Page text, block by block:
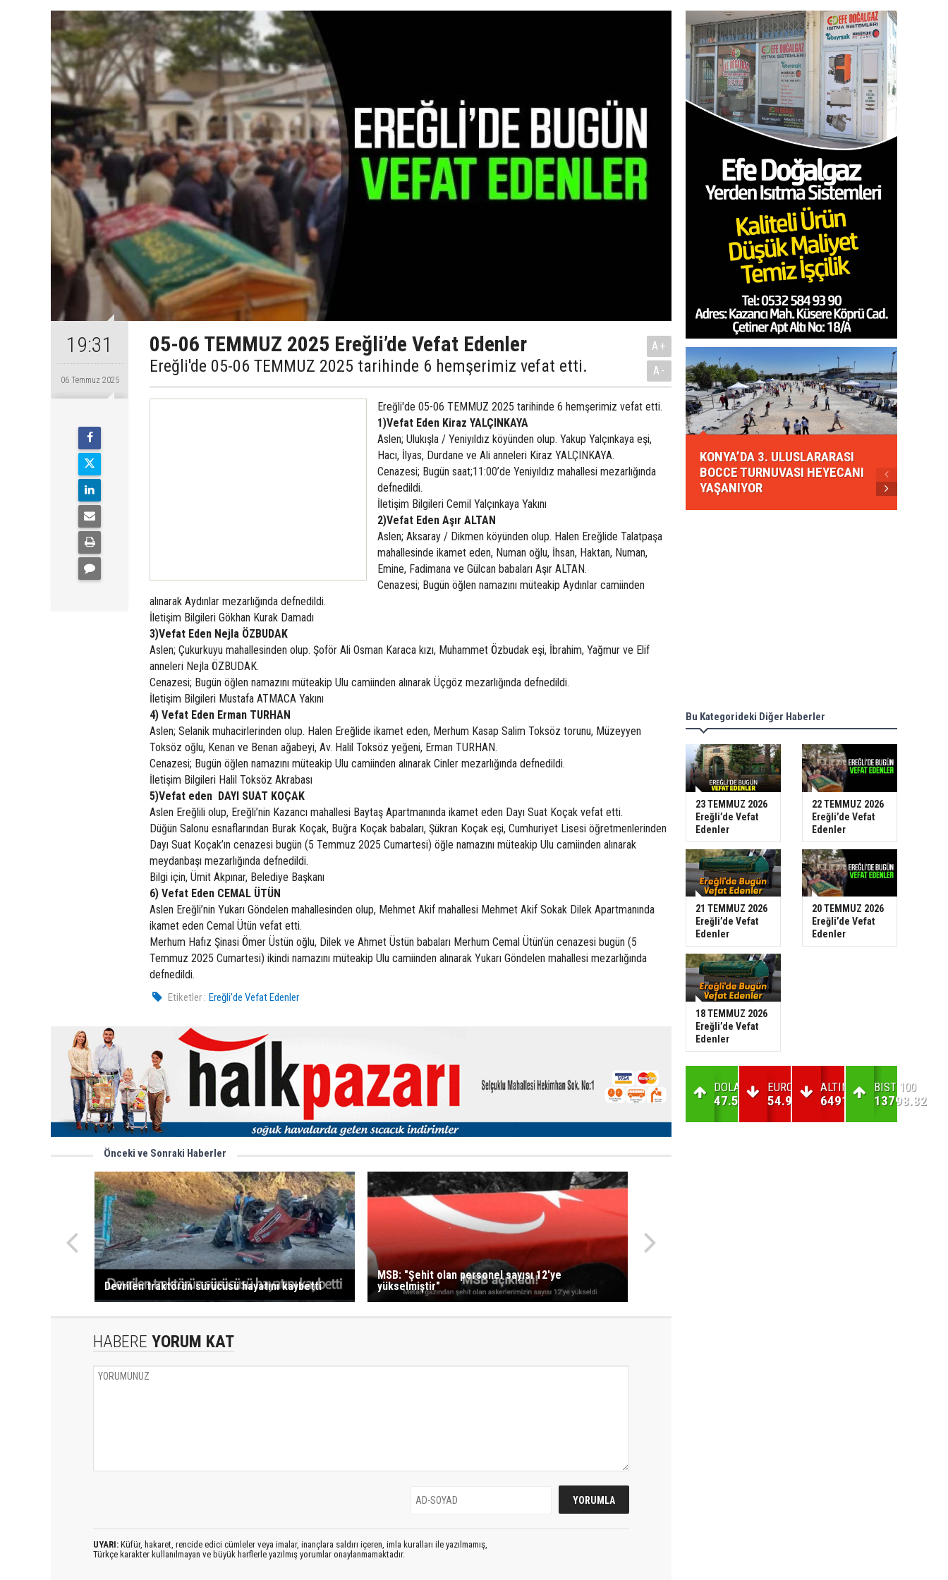
19:31
06 Temmuz 2025
05-06 TEMMUZ 2025 Ereğli’de Vefat Edenler
Ereğli'de 05-06 TEMMUZ 2025 tarihinde 6 hemşerimiz vefat etti.
A+
A-
Ereğli'de 05-06 TEMMUZ 2025 tarihinde 6 hemşerimiz vefat etti.
1)Vefat Eden Kiraz YALÇINKAYA
Aslen; Ulukışla / Yeniyıldız köyünden olup. Yakup Yalçınkaya eşi,
Hacı, İlyas, Durdane ve Ali anneleri Kiraz YALÇINKAYA.
Cenazesi; Bugün saat;11:00’de Yeniyıldız mahallesi mezarlığında
defnedildi.
İletişim Bilgileri Cemil Yalçınkaya Yakını
2)Vefat Eden Aşır ALTAN
Aslen; Aksaray / Dikmen köyünden olup. Halen Ereğlide Talatpaşa
mahallesinde ikamet eden, Numan oğlu, İhsan, Haktan, Numan,
Emine, Fadimana ve Gülcan babaları Aşır ALTAN.
Cenazesi; Bugün öğlen namazını müteakip Aydınlar camiinden
alınarak Aydınlar mezarlığında defnedildi.
İletişim Bilgileri Gökhan Kurak Damadı
3)Vefat Eden Nejla ÖZBUDAK
Aslen; Çukurkuyu mahallesinden olup. Şoför Ali Osman Karaca kızı, Muhammet Özbudak eşi, İbrahim, Yağmur ve Elif
anneleri Nejla ÖZBUDAK.
Cenazesi; Bugün öğlen namazını müteakip Ulu camiinden alınarak Üçgöz mezarlığında defnedildi.
İletişim Bilgileri Mustafa ATMACA Yakını
4) Vefat Eden Erman TURHAN
Aslen; Selanik muhacirlerinden olup. Halen Ereğlide ikamet eden, Merhum Kasap Salim Toksöz torunu, Müzeyyen
Toksöz oğlu, Kenan ve Benan ağabeyi, Av. Halil Toksöz yeğeni, Erman TURHAN.
Cenazesi; Bugün öğlen namazını müteakip Ulu camiinden alınarak Cinler mezarlığında defnedildi.
İletişim Bilgileri Halil Toksöz Akrabası
5)Vefat eden DAYI SUAT KOÇAK
Aslen Ereğlili olup, Ereğli’nin Kazancı mahallesi Baytaş Apartmanında ikamet eden Dayı Suat Koçak vefat etti.
Düğün Salonu esnaflarından Burak Koçak, Buğra Koçak babaları, Şükran Koçak eşi, Cumhuriyet Lisesi öğretmenlerinden
Dayı Suat Koçak’ın cenazesi bugün (5 Temmuz 2025 Cumartesi) öğle namazını müteakip Ulu camiinden alınarak
meydanbaşı mezarlığında defnedildi.
Bilgi için, Ümit Akpınar, Belediye Başkanı
6) Vefat Eden CEMAL ÜTÜN
Aslen Ereğli’nin Yukarı Göndelen mahallesinden olup, Mehmet Akif mahallesi Mehmet Akif Sokak Dilek Apartmanında
ikamet eden Cemal Ütün vefat etti.
Merhum Hafız Şinasi Ömer Üstün oğlu, Dilek ve Ahmet Üstün babaları Merhum Cemal Ütün’ün cenazesi bugün (5
Temmuz 2025 Cumartesi) ikindi namazını müteakip Ulu camiinden alınarak Yukarı Göndelen mahallesi mezarlığında
defnedildi.
Etiketler : Ereğli’de Vefat Edenler
Önceki ve Sonraki Haberler
Devrilen traktörün sürücüsü hayatını kaybetti
MSB: "Şehit olan personel sayısı 12'ye
yükselmiştir"
HABERE YORUM KAT
UYARI: Küfür, hakaret, rencide edici cümleler veya imalar, inançlara saldırı içeren, imla kuralları ile yazılmamış,
Türkçe karakter kullanılmayan ve büyük harflerle yazılmış yorumlar onaylanmamaktadır.
KONYA’DA 3. ULUSLARARASI
BOCCE TURNUVASI HEYECANI
YAŞANIYOR
Bu Kategorideki Diğer Haberler
23 TEMMUZ 2026
Ereğli’de Vefat
Edenler
22 TEMMUZ 2026
Ereğli’de Vefat
Edenler
21 TEMMUZ 2026
Ereğli’de Vefat
Edenler
20 TEMMUZ 2026
Ereğli’de Vefat
Edenler
18 TEMMUZ 2026
Ereğli’de Vefat
Edenler
DOLAR
47.59
EURO
54.93
ALTIN
6491.02
BIST 100
13798.82